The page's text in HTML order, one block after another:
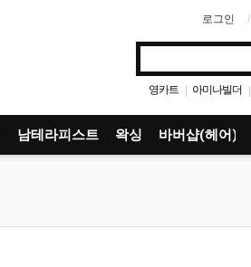
로그인
영카트 | 아미나빌더 |
남테라피스트 왁싱 바버샵(헤어)